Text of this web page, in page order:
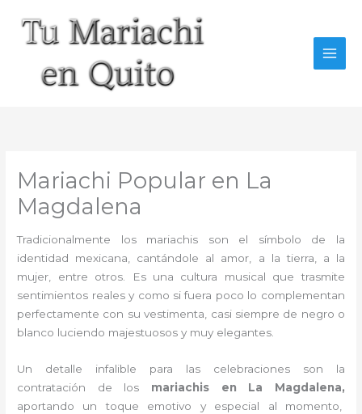
contenido
Mariachi Popular en La
Magdalena
Tradicionalmente los mariachis son el símbolo de la
identidad mexicana, cantándole al amor, a la tierra, a la
mujer, entre otros. Es una cultura musical que trasmite
sentimientos reales y como si fuera poco lo complementan
perfectamente con su vestimenta, casi siempre de negro o
blanco luciendo majestuosos y muy elegantes.
Un detalle infalible para las celebraciones son la
contratación de los mariachis en La Magdalena,
aportando un toque emotivo y especial al momento,